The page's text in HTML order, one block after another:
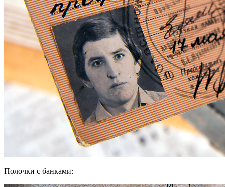
Полочки с банками: